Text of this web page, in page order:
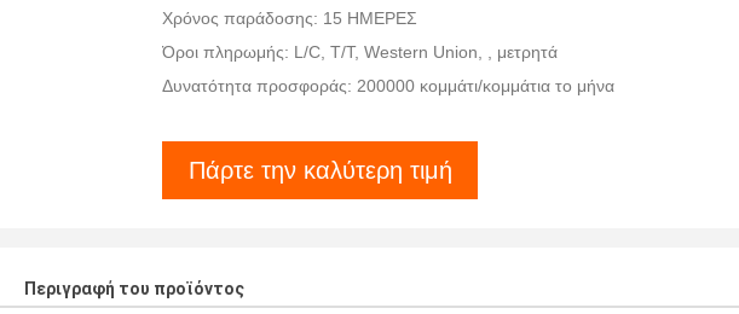
Χρόνος παράδοσης: 15 ΗΜΕΡΕΣ
Όροι πληρωμής: L/C, T/T, Western Union, , μετρητά
Δυνατότητα προσφοράς: 200000 κομμάτι/κομμάτια το μήνα
Πάρτε την καλύτερη τιμή
Περιγραφή του προϊόντος